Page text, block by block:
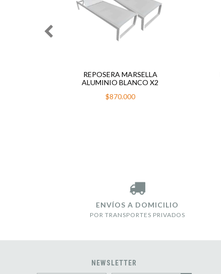
REPOSERA MARSELLA
ALUMINIO BLANCO X2
$870.000
ENVÍOS A DOMICILIO
POR TRANSPORTES PRIVADOS
NEWSLETTER